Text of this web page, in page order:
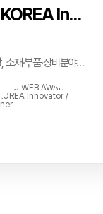
2023 WEB AWARD KOREA Innovator / winner
재·부품·장비분야